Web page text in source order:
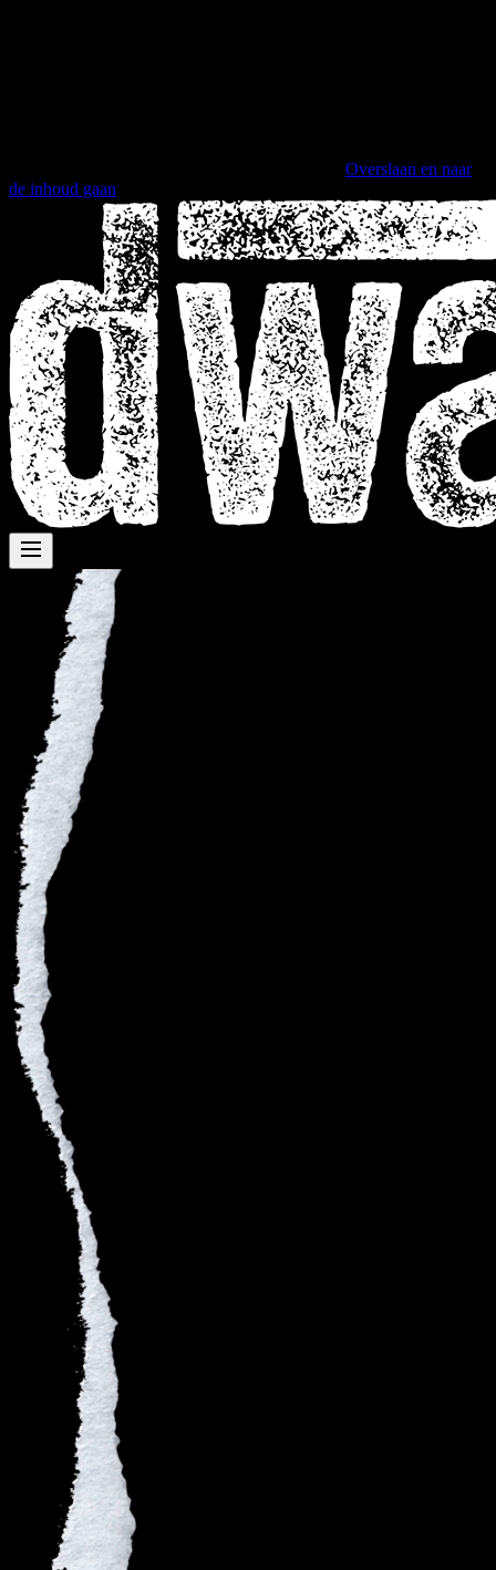
Overslaan en naar
de inhoud gaan